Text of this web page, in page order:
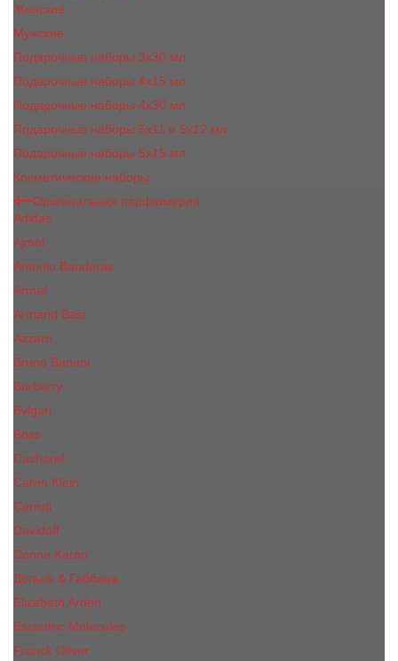
Женские
Мужские
Подарочные наборы 3х30 мл
Подарочные наборы 4x15 мл
Подарочные наборы 4x30 мл
Подарочные наборы 5x11 и 5х12 мл
Подарочные наборы 5x15 мл
Косметические наборы
Оригинальная парфюмерия
Adidas
Ajmal
Antonio Banderas
Armaf
Armand Basi
Azzaro
Bruno Banani
Burberry
Bvlgari
Boss
Cacharel
Calvin Klein
Cerruti
Davidoff
Donna Karan
Дольче & Габбана
Elizabeth Arden
Escentric Molecules
Franck Oliver